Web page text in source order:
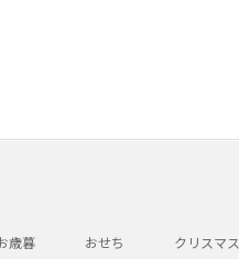
歳暮 おせち クリスマス